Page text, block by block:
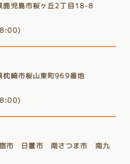
児島市桜ヶ丘2丁目18-8
崎市桜山東町969番地
市 日置市 南さつま市 南九